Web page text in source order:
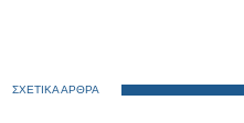
ΣΧΕΤΙΚΑ ΑΡΘΡΑ